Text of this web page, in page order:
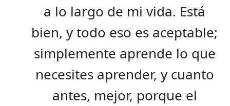
a lo largo de mi vida. Está
bien, y todo eso es aceptable;
simplemente aprende lo que
necesites aprender, y cuanto
antes, mejor, porque el